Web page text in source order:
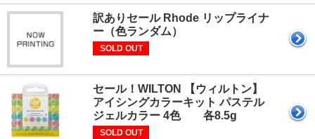
訳ありセール Rhode リップライナ
ー（色ランダム）
SOLD OUT
セール！WILTON 【ウィルトン】
アイシングカラーキット パステル
ジェルカラー 4色 各8.5g
SOLD OUT